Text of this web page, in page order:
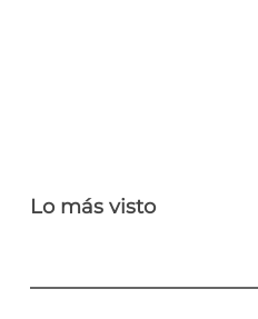
Lo más visto